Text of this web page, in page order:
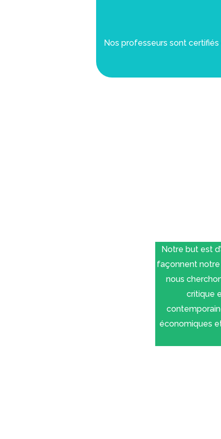
Nos professeurs sont
Notre but est
façonnent notre
nous
critique
économiques